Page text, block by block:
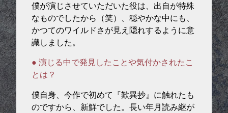
僕が演じさせていただいた役は、出自が特殊
なものでしたから（笑）、穏やかな中にも、
かつてのワイルドさが見え隠れするように意
識しました。
● 演じる中で発見したことや気付かされたこ
とは？
僕自身、今作で初めて『歎異抄』に触れたも
のですから、新鮮でした。長い年月読み継が